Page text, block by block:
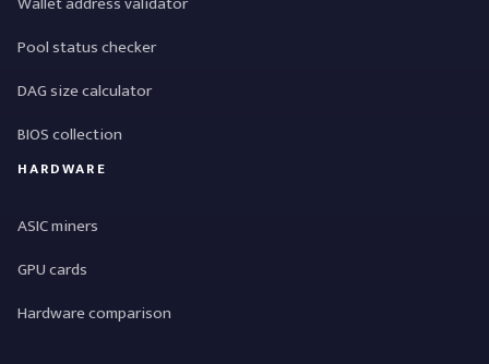
Pool status checker
DAG size calculator
BIOS collection
HARDWARE
ASIC miners
GPU cards
Hardware comparison